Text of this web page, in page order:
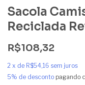
Sacola
Reciclada
R$108,32
2 x de R$54,16 sem juros
5% de desconto pagando